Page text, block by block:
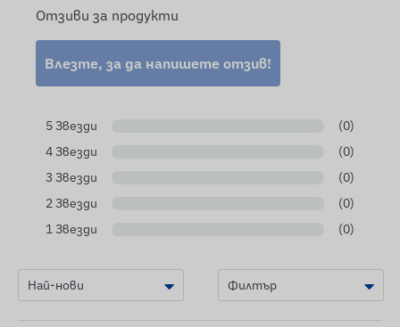
Отзиви за продукти
Влезте, за да напишете отзив!
5 Звезди
(0)
4 Звезди
(0)
3 Звезди
(0)
2 Звезди
(0)
1 Звезди
(0)